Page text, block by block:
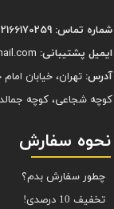
شماره تماس: 02166170259 - 09122951623
ایمیل پشتیبانی:
آدرس: تهران، خیابان
کوچه شجاعی، کوچه جمالدارا 2، پلاک 13،
نحوه سفارش
چطور سفارش بدم؟
تخفیف 10 درصدی!